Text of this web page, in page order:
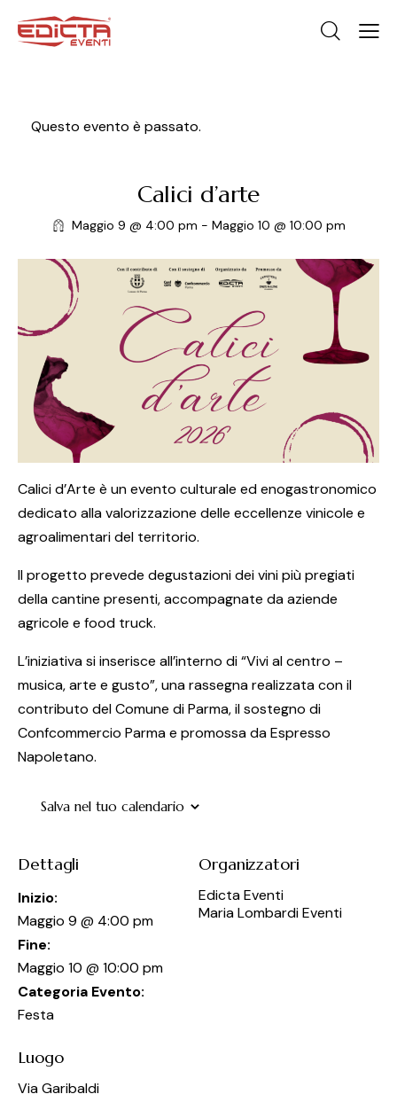
Questo evento è passato.
Calici d’arte
Maggio 9 @ 4:00 pm - Maggio 10 @ 10:00 pm
Calici d’Arte è un evento culturale ed enogastronomico
dedicato alla valorizzazione delle eccellenze vinicole e
agroalimentari del territorio.
Il progetto prevede degustazioni dei vini più pregiati
della cantine presenti, accompagnate da aziende
agricole e food truck.
L’iniziativa si inserisce all’interno di “Vivi al centro –
musica, arte e gusto”, una rassegna realizzata con il
contributo del Comune di Parma, il sostegno di
Confcommercio Parma e promossa da Espresso
Napoletano.
Salva nel tuo calendario
Dettagli
Inizio:
Maggio 9 @ 4:00 pm
Fine:
Maggio 10 @ 10:00 pm
Categoria Evento:
Festa
Organizzatori
Edicta Eventi
Maria Lombardi Eventi
Luogo
Via Garibaldi